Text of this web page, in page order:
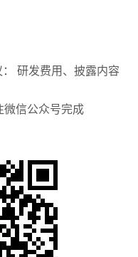
研发费用、披露内容
微信公众号完成